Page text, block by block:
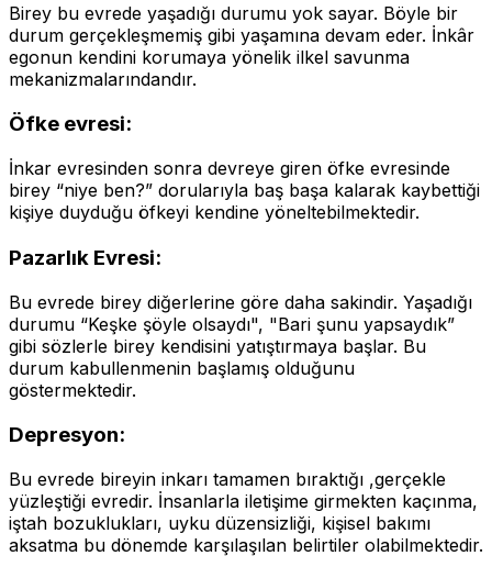
Birey bu evrede yaşadığı durumu yok sayar. Böyle bir
durum gerçekleşmemiş gibi yaşamına devam eder. İnkâr
egonun kendini korumaya yönelik ilkel savunma
mekanizmalarındandır.
Öfke evresi:
İnkar evresinden sonra devreye giren öfke evresinde
birey “niye ben?” dorularıyla baş başa kalarak kaybettiği
kişiye duyduğu öfkeyi kendine yöneltebilmektedir.
Pazarlık Evresi:
Bu evrede birey diğerlerine göre daha sakindir. Yaşadığı
durumu “Keşke şöyle olsaydı", "Bari şunu yapsaydık”
gibi sözlerle birey kendisini yatıştırmaya başlar. Bu
durum kabullenmenin başlamış olduğunu
göstermektedir.
Depresyon:
Bu evrede bireyin inkarı tamamen bıraktığı ,gerçekle
yüzleştiği evredir. İnsanlarla iletişime girmekten kaçınma,
iştah bozuklukları, uyku düzensizliği, kişisel bakımı
aksatma bu dönemde karşılaşılan belirtiler olabilmektedir.